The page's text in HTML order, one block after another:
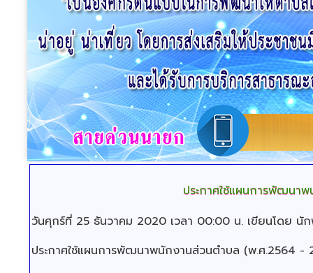
ประกาศใช้แผนการพัฒนา
วันศุกร์ที่ 25 ธันวาคม 2020 เวลา 00:00 น. เขียนโดย นั
ประกาศใช้แผนการพัฒนาพนักงานส่วนตำบล (พ.ศ.2564 -